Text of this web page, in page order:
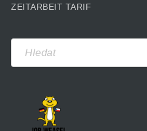
ZEITARBEIT TARIF